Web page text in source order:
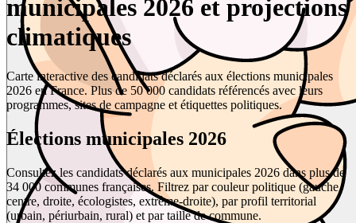
municipales 2026 et projections
climatiques
Carte interactive des candidats déclarés aux élections municipales
2026 en France. Plus de 50 000 candidats référencés avec leurs
programmes, sites de campagne et étiquettes politiques.
Élections municipales 2026
Consultez les candidats déclarés aux municipales 2026 dans plus de
34 000 communes françaises. Filtrez par couleur politique (gauche,
centre, droite, écologistes, extrême-droite), par profil territorial
(urbain, périurbain, rural) et par taille de commune.